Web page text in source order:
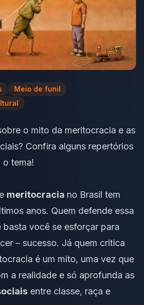
Meio de funil
o mito da meritocracia e as
Confira alguns repertórios
o tema!
meritocracia no Brasil tem
anos. Quem defende essa
basta você se esforçar para
– sucesso. Já quem critica
é um mito, uma vez que
a realidade e só aprofunda as
entre classe, raça e